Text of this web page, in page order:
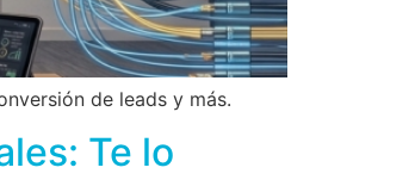
de leads y más.
Te lo